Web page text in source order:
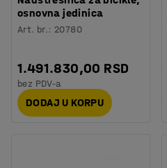
osnovna jedinica
Art. br.: 20780
1.491.830,00 RSD
bez PDV-a
DODAJ U KORPU